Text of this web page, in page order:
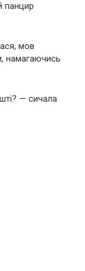
панцир
мов
намагаючись
— сичала